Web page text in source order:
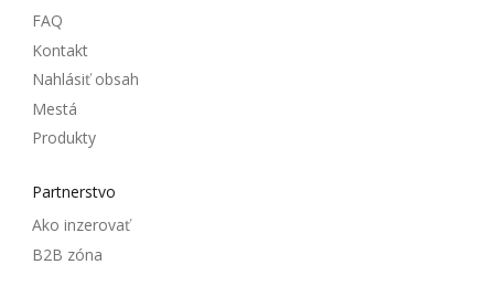
FAQ
Kontakt
Nahlásiť obsah
Mestá
Produkty
Partnerstvo
Ako inzerovať
B2B zóna